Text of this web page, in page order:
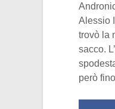
Alessio
trovò la
sacco.
però